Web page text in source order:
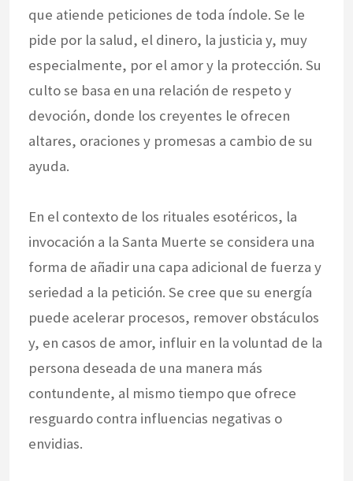
que atiende peticiones de toda índole. Se le
pide por la salud, el dinero, la justicia y, muy
especialmente, por el amor y la protección. Su
culto se basa en una relación de respeto y
devoción, donde los creyentes le ofrecen
altares, oraciones y promesas a cambio de su
ayuda.
En el contexto de los rituales esotéricos, la
invocación a la Santa Muerte se considera una
forma de añadir una capa adicional de fuerza y
seriedad a la petición. Se cree que su energía
puede acelerar procesos, remover obstáculos
y, en casos de amor, influir en la voluntad de la
persona deseada de una manera más
contundente, al mismo tiempo que ofrece
resguardo contra influencias negativas o
envidias.